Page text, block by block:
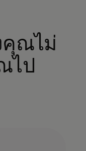
คุณไม่
ไป